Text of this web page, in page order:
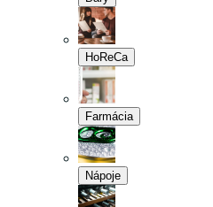
HoReCa
Farmácia
Nápoje